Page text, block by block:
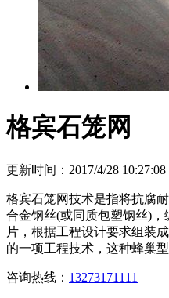
格宾石笼网
更新时间：2017/4/28 10:27:08
格宾石笼网技术是指将抗腐
合金钢丝(或同质包塑钢丝)
片，根据工程设计要求组装
的一项工程技术，这种蜂巢
咨询热线： 13273171111